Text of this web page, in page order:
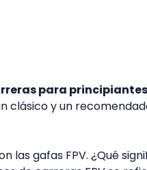
para principiantes
clásico y un
las gafas FPV. ¿Qué